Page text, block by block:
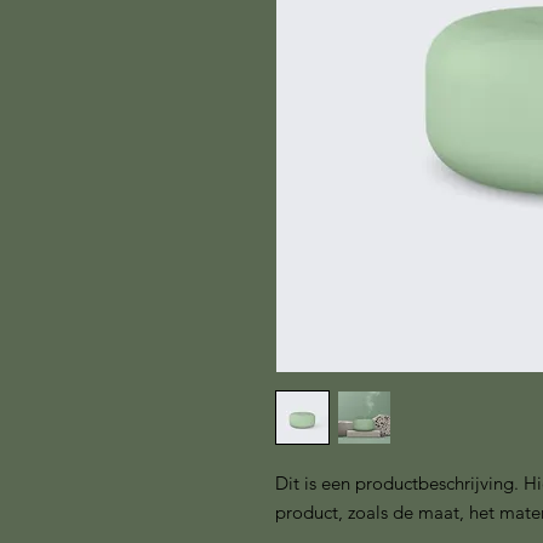
Dit is een productbeschrijving.
product, zoals de maat, het